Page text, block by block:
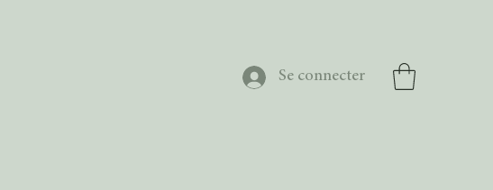
Se connecter